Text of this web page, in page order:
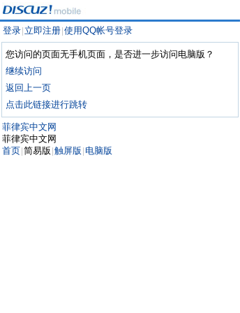
登录 立即注册 使用QQ帐号登录
您访问的页面无手机页面，是否进一步访问电脑版？
继续访问
返回上一页
点击此链接进行跳转
菲律宾中文网
菲律宾中文网
首页 简易版 触屏版 电脑版